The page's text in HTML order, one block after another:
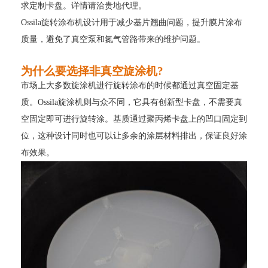
求定制卡盘 。 详情请洽贵地代理。
Ossila旋转涂布机设计用于减少基片翘曲 问题， 提升膜片涂布
质量 ，避免了真空泵和氮气管路带来的维护问题。
为什么要选择非真空旋涂机?
市场上 大多数旋涂机进行旋转涂布的时候都通过真空固定基
质。 Ossila旋涂机则 与众不同 ，它具有创新型卡盘 ，不需要真
空固定即可进行旋转涂。基质通过聚丙烯卡盘上的凹口固定到
位，这种设计同时也可以让多余的涂层材料排出，保证良好涂
布效果。